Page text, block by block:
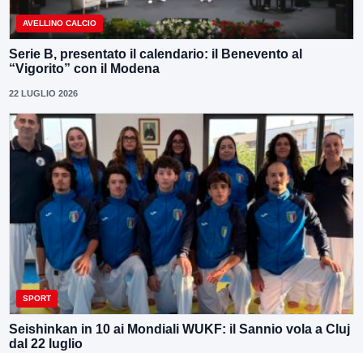
AVELLINO CALCIO
Serie B, presentato il calendario: il Benevento al
“Vigorito” con il Modena
22 LUGLIO 2026
SPORT
Seishinkan in 10 ai Mondiali WUKF: il Sannio vola a Cluj
dal 22 luglio